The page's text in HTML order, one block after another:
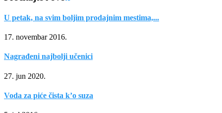
U petak, na svim boljim prodajnim mestima,...
17. novembar 2016.
Nagrađeni najbolji učenici
27. jun 2020.
Voda za piće čista k’o suza